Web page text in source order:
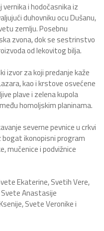
i hodočasnika iz
duhovniku ocu Dušanu,
zemlju. Posebnu
zvona, dok se sestrinstvo
od lekovitog bilja.
izvor za koji predanje kaže
kao i krstove osvećene
plave i zelena kupola
homoljskim planinama.
severne pevnice u crkvi
bogat ikonopisni program
mučenice i podvižnice
Ekaterine, Svetih Vere,
Svete Anastasije
Svete Veronike i